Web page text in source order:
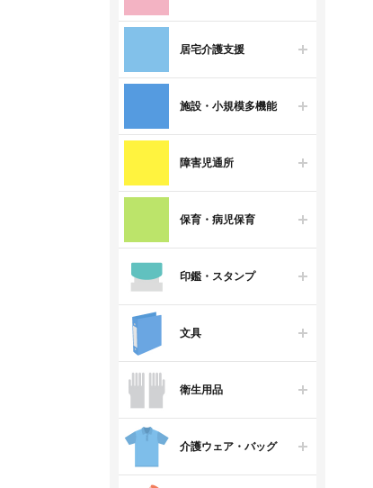
居宅介護支援
施設・小規模多機能
障害児通所
保育・病児保育
印鑑・スタンプ
文具
衛生用品
介護ウェア・バッグ